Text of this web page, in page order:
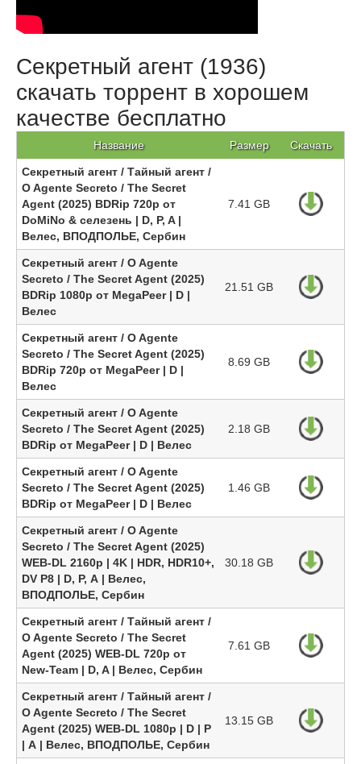
Секретный агент (1936)
скачать торрент в хорошем
качестве бесплатно
Название Размер Скачать
Секретный агент / Тайный агент /
O Agente Secreto / The Secret
Agent (2025) BDRip 720p от
DoMiNo & селезень | D, P, A |
Велес, ВПОДПОЛЬЕ, Сербин
7.41 GB
Секретный агент / O Agente
Secreto / The Secret Agent (2025)
BDRip 1080p от MegaPeer | D |
Велес
21.51 GB
Секретный агент / O Agente
Secreto / The Secret Agent (2025)
BDRip 720p от MegaPeer | D |
Велес
8.69 GB
Секретный агент / O Agente
Secreto / The Secret Agent (2025)
BDRip от MegaPeer | D | Велес
2.18 GB
Секретный агент / O Agente
Secreto / The Secret Agent (2025)
BDRip от MegaPeer | D | Велес
1.46 GB
Секретный агент / O Agente
Secreto / The Secret Agent (2025)
WEB-DL 2160p | 4K | HDR, HDR10+,
DV P8 | D, P, А | Велес,
ВПОДПОЛЬЕ, Сербин
30.18 GB
Секретный агент / Тайный агент /
O Agente Secreto / The Secret
Agent (2025) WEB-DL 720p от
New-Team | D, A | Велес, Сербин
7.61 GB
Секретный агент / Тайный агент /
O Agente Secreto / The Secret
Agent (2025) WEB-DL 1080p | D | P
| А | Велес, ВПОДПОЛЬЕ, Сербин
13.15 GB